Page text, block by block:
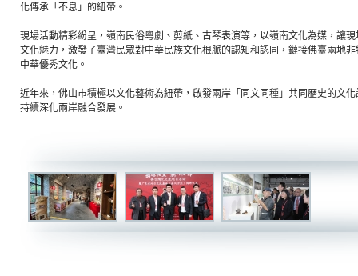
化傳承「不息」的紐帶。
現場活動精彩紛呈，嶺南民俗粵劇、剪紙、古琴表演等，以嶺南文化為媒，讓
文化魅力，激發了臺灣民眾對中華民族文化根脈的認知和認同，鏈接佛臺兩地
中華優秀文化。
近年來，佛山市積極以文化藝術為紐帶，啟發兩岸「同文同種」共同歷史的文
持續深化兩岸融合發展。